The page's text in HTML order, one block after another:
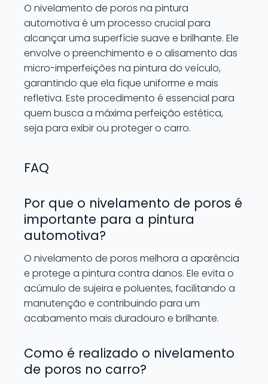
O nivelamento de poros na pintura
automotiva é um processo crucial para
alcançar uma superfície suave e brilhante. Ele
envolve o preenchimento e o alisamento das
micro-imperfeições na pintura do veículo,
garantindo que ela fique uniforme e mais
refletiva. Este procedimento é essencial para
quem busca a máxima perfeição estética,
seja para exibir ou proteger o carro.
FAQ
Por que o nivelamento de poros é
importante para a pintura
automotiva?
O nivelamento de poros melhora a aparência
e protege a pintura contra danos. Ele evita o
acúmulo de sujeira e poluentes, facilitando a
manutenção e contribuindo para um
acabamento mais duradouro e brilhante.
Como é realizado o nivelamento
de poros no carro?